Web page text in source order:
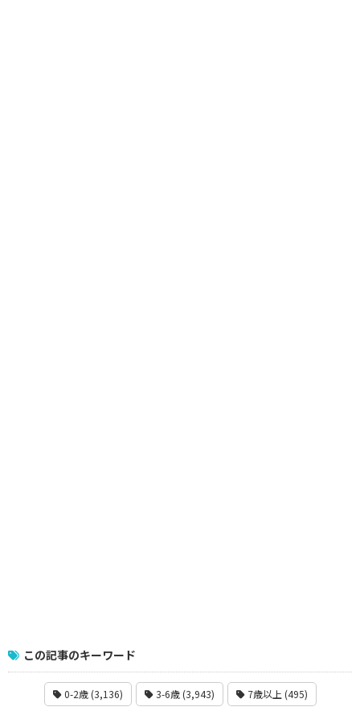
この記事のキーワード
0-2歳 (3,136) 3-6歳 (3,943) 7歳以上 (495)